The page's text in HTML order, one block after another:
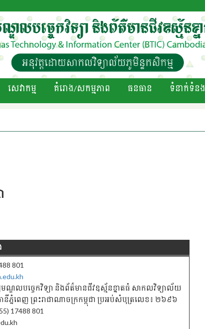
សេវាកម្ម គំរោង/សកម្មភាព ធនធាន ទំនាក់ទំនង
801
ណ្ឌលបចេ្ចកវិទ្យា និងព័ត៌មានជីវឧស្ម័នខ្នាតធំ សាកលវិទ្យាល័យ
ានីភ្នំពេញ ព្រះរាជាណាចក្រកម្ពុជា ប្រអប់សំបុត្រលេខ៖ ២៦៩៦
17488 801